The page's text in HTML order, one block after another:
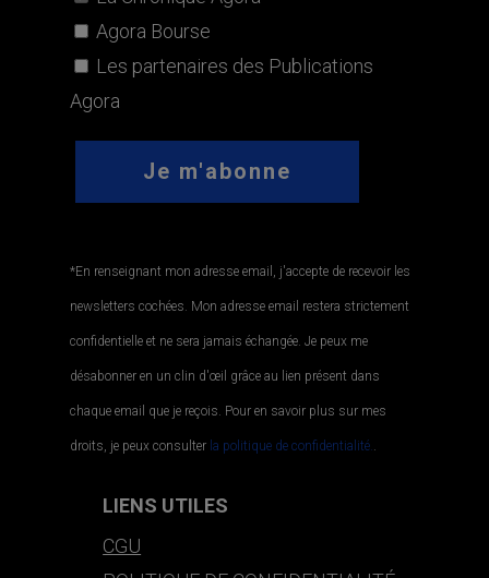
Agora Bourse
Les partenaires des Publications
Agora
*En renseignant mon adresse email, j'accepte de recevoir les
newsletters cochées. Mon adresse email restera strictement
confidentielle et ne sera jamais échangée. Je peux me
désabonner en un clin d'œil grâce au lien présent dans
chaque email que je reçois. Pour en savoir plus sur mes
droits, je peux consulter la politique de confidentialité..
LIENS UTILES
CGU